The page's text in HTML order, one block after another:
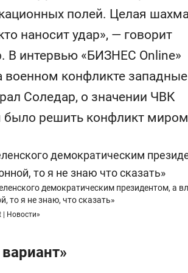
полей. Целая
наносит удар», — говорит
В интервью «БИЗНЕС Online»
военном конфликте западные
Соледар, о значении ЧВК
было решить конфликт
демократическим президентом, а
то я не знаю, что сказать»
| Новости»